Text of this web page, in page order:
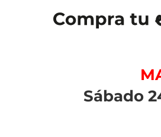
Sábado